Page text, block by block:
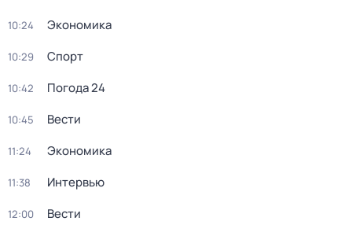
10:24 Экономика
10:29 Спорт
10:42 Погода 24
10:45 Вести
11:24 Экономика
11:38 Интервью
12:00 Вести